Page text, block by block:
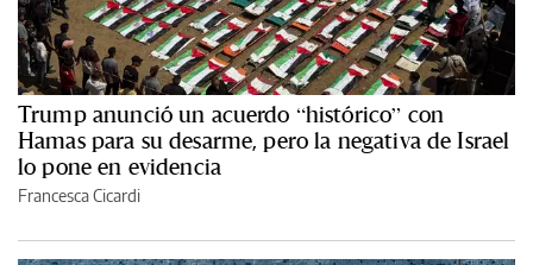
Trump anunció un acuerdo “histórico” con
Hamas para su desarme, pero la negativa de Israel
lo pone en evidencia
Francesca Cicardi